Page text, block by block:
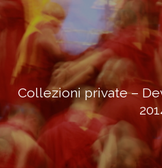
Collezioni private –